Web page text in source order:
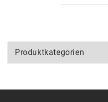
Produktkategorien